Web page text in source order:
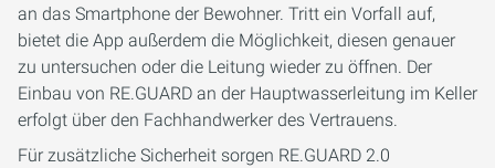
an das Smartphone der Bewohner. Tritt ein Vorfall auf,
bietet die App außerdem die Möglichkeit, diesen genauer
zu untersuchen oder die Leitung wieder zu öffnen. Der
Einbau von RE.GUARD an der Hauptwasserleitung im Keller
erfolgt über den Fachhandwerker des Vertrauens.
Für zusätzliche Sicherheit sorgen RE.GUARD 2.0